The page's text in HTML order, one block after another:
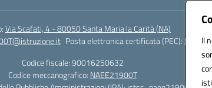
Il
Via Scafati, 4 - 80050 Santa Maria la Carità (NA)
Posta elettronica certificata (PEC):
Codice fiscale: 90016250632
Codice meccanografico: NAEE21900T